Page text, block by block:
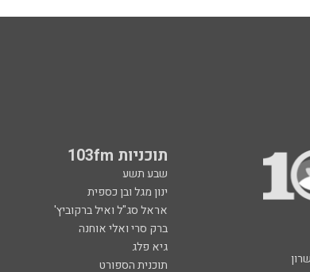
תוכניות 103fm
שבע תשע
ינון מגל ובן כספית
אראל סג"ל ואיל ברקוביץ'
ברק סרי ואלי אוחנה
גיא פלג
תוכנית הספורט